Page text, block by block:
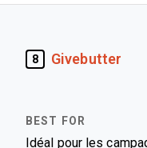
8 Givebutter
Idéal pour les